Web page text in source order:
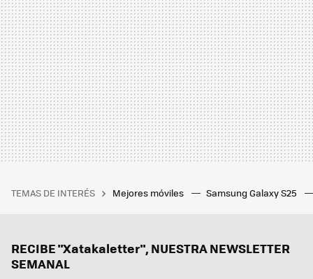
TEMAS DE INTERÉS Mejores móviles Samsung Galaxy S25
RECIBE "Xatakaletter", NUESTRA NEWSLETTER
SEMANAL